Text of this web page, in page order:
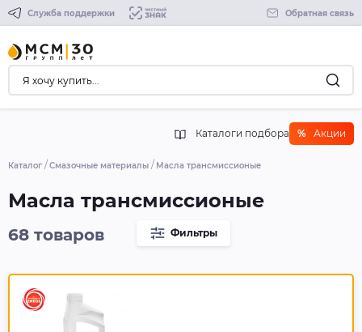
Служба поддержки Обратная связь
Каталоги подбора % Акции
Каталог Смазочные материалы Масла трансмиссионые
Масла трансмиссионые
68 товаров Фильтры